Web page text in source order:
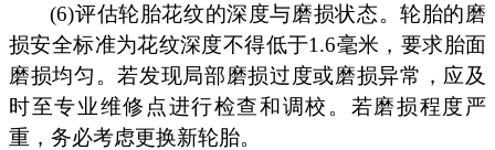
(6)评估轮胎花纹的深度与磨损状态。轮胎的磨
损安全标准为花纹深度不得低于1.6毫米，要求胎面
磨损均匀。若发现局部磨损过度或磨损异常，应及
时至专业维修点进行检查和调校。若磨损程度严
重，务必考虑更换新轮胎。